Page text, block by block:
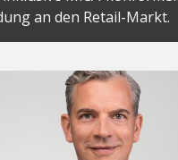
an den Retail-Markt.